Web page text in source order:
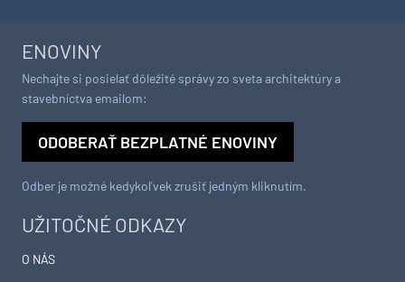
UŽITOČNÉ ODKAZY
O NÁS
ENOVINY
Nechajte si posielať dôležité správy zo sveta architektúry a
stavebníctva emailom:
ODOBERAŤ BEZPLATNÉ ENOVINY
Odber je možné kedykoľvek zrušiť jedným kliknutím.